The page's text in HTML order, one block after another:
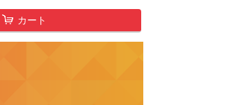
カート